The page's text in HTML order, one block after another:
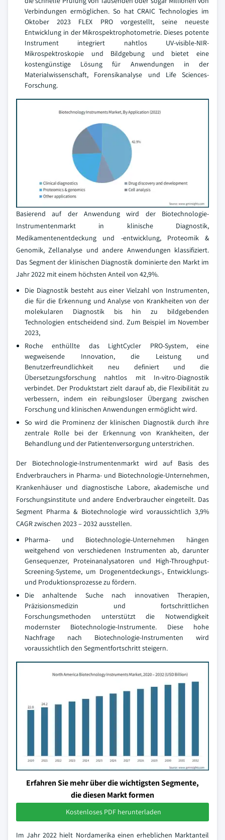
Verbindungen ermöglichen. So hat CRAIC Technologies im
Oktober 2023 FLEX PRO vorgestellt, seine neueste
Entwicklung in der Mikrospektrophotometrie. Dieses potente
Instrument integriert nahtlos UV-visible-NIR-
Mikrospektroskopie und Bildgebung und bietet eine
kostengünstige Lösung für Anwendungen in der
Materialwissenschaft, Forensikanalyse und Life Sciences-
Forschung.
Basierend auf der Anwendung wird der Biotechnologie-
Instrumentenmarkt in klinische Diagnostik,
Medikamentenentdeckung und -entwicklung, Proteomik &
Genomik, Zellanalyse und andere Anwendungen klassifiziert.
Das Segment der klinischen Diagnostik dominierte den Markt im
Jahr 2022 mit einem höchsten Anteil von 42,9%.
Die Diagnostik besteht aus einer Vielzahl von Instrumenten,
die für die Erkennung und Analyse von Krankheiten von der
molekularen Diagnostik bis hin zu bildgebenden
Technologien entscheidend sind. Zum Beispiel im November
2023,
Roche enthüllte das LightCycler PRO-System, eine
wegweisende Innovation, die Leistung und
Benutzerfreundlichkeit neu definiert und die
Übersetzungsforschung nahtlos mit In-vitro-Diagnostik
verbindet. Der Produktstart zielt darauf ab, die Flexibilität zu
verbessern, indem ein reibungsloser Übergang zwischen
Forschung und klinischen Anwendungen ermöglicht wird.
So wird die Prominenz der klinischen Diagnostik durch ihre
zentrale Rolle bei der Erkennung von Krankheiten, der
Behandlung und der Patientenversorgung unterstrichen.
Der Biotechnologie-Instrumentenmarkt wird auf Basis des
Endverbrauchers in Pharma- und Biotechnologie-Unternehmen,
Krankenhäuser und diagnostische Labore, akademische und
Forschungsinstitute und andere Endverbraucher eingeteilt. Das
Segment Pharma & Biotechnologie wird voraussichtlich 3,9%
CAGR zwischen 2023 – 2032 ausstellen.
Pharma- und Biotechnologie-Unternehmen hängen
weitgehend von verschiedenen Instrumenten ab, darunter
Gensequenzer, Proteinanalysatoren und High-Throughput-
Screening-Systeme, um Drogenentdeckungs-, Entwicklungs-
und Produktionsprozesse zu fördern.
Die anhaltende Suche nach innovativen Therapien,
Präzisionsmedizin und fortschrittlichen
Forschungsmethoden unterstützt die Notwendigkeit
modernster Biotechnologie-Instrumente. Diese hohe
Nachfrage nach Biotechnologie-Instrumenten wird
voraussichtlich den Segmentfortschritt steigern.
Erfahren Sie mehr über die wichtigsten Segmente,
die diesen Markt formen
Kostenloses PDF herunterladen
Im Jahr 2022 hielt Nordamerika einen erheblichen Marktanteil